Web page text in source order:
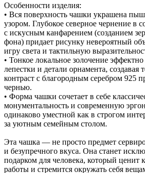
Особенности изделия:
• Вся поверхность чашки украшена
узором. Глубокое северное чернение в
с искусным канфарением (созданием
фона) придает рисунку невероятный
игру света и тактильную
• Тонкое локальное золочение
лепестки и детали орнамента, создавая
контраст с благородным серебром 925
чернью.
• Форма чашки сочетает в себе
монументальность и современную
одинаково уместной как в строгом
за уютным семейным столом.
Эта чашка — не просто предмет
и безупречного вкуса. Она станет
подарком для человека, который ценит
работы и стремится окружать себя